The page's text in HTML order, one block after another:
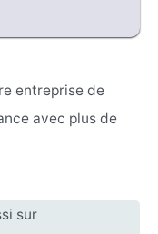
entreprise de
avec plus de
sur